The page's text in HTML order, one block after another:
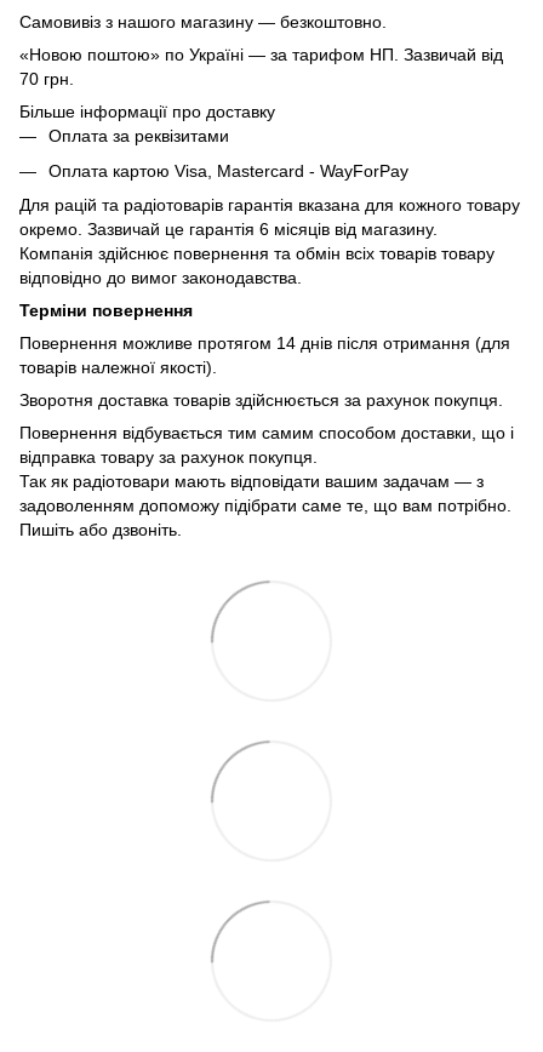
Самовивіз з нашого магазину — безкоштовно.
«Новою поштою» по Україні — за тарифом НП. Зазвичай від
70 грн.
Більше інформації про доставку
Оплата за реквізитами
Оплата картою Visa, Mastercard - WayForPay
Для рацій та радіотоварів гарантія вказана для кожного товару
окремо. Зазвичай це гарантія 6 місяців від магазину.
Компанія здійснює повернення та обмін всіх товарів товару
відповідно до вимог законодавства.
Терміни повернення
Повернення можливе протягом 14 днів після отримання (для
товарів належної якості).
Зворотня доставка товарів здійснюється за рахунок покупця.
Повернення відбувається тим самим способом доставки, що і
відправка товару за рахунок покупця.
Так як радіотовари мають відповідати вашим задачам — з
задоволенням допоможу підібрати саме те, що вам потрібно.
Пишіть або дзвоніть.